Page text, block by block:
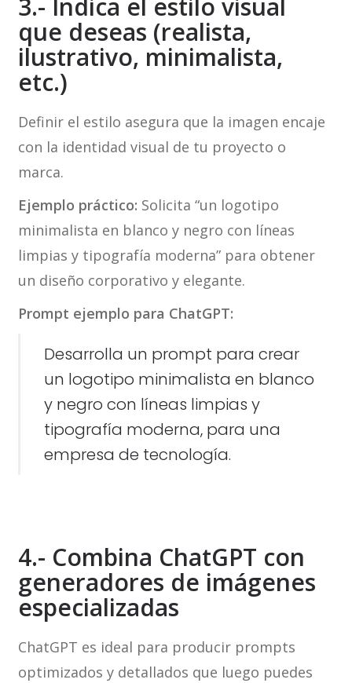
3.- Indica el estilo visual
que deseas (realista,
ilustrativo, minimalista,
etc.)
Definir el estilo asegura que la imagen encaje
con la identidad visual de tu proyecto o
marca.
Ejemplo práctico: Solicita “un logotipo
minimalista en blanco y negro con líneas
limpias y tipografía moderna” para obtener
un diseño corporativo y elegante.
Prompt ejemplo para ChatGPT:
Desarrolla un prompt para crear
un logotipo minimalista en blanco
y negro con líneas limpias y
tipografía moderna, para una
empresa de tecnología.
4.- Combina ChatGPT con
generadores de imágenes
especializadas
ChatGPT es ideal para producir prompts
optimizados y detallados que luego puedes